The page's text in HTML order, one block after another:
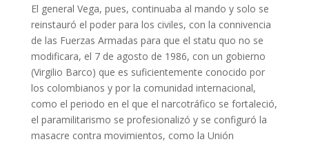
El general Vega, pues, continuaba al mando y solo se
reinstauró el poder para los civiles, con la connivencia
de las Fuerzas Armadas para que el statu quo no se
modificara, el 7 de agosto de 1986, con un gobierno
(Virgilio Barco) que es suficientemente conocido por
los colombianos y por la comunidad internacional,
como el periodo en el que el narcotráfico se fortaleció,
el paramilitarismo se profesionalizó y se configuró la
masacre contra movimientos, como la Unión